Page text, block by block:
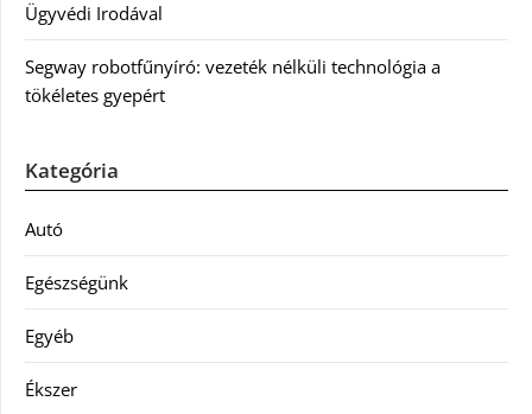
Ügyvédi Irodával
Segway robotfűnyíró: vezeték nélküli technológia a
tökéletes gyepért
Kategória
Autó
Egészségünk
Egyéb
Ékszer